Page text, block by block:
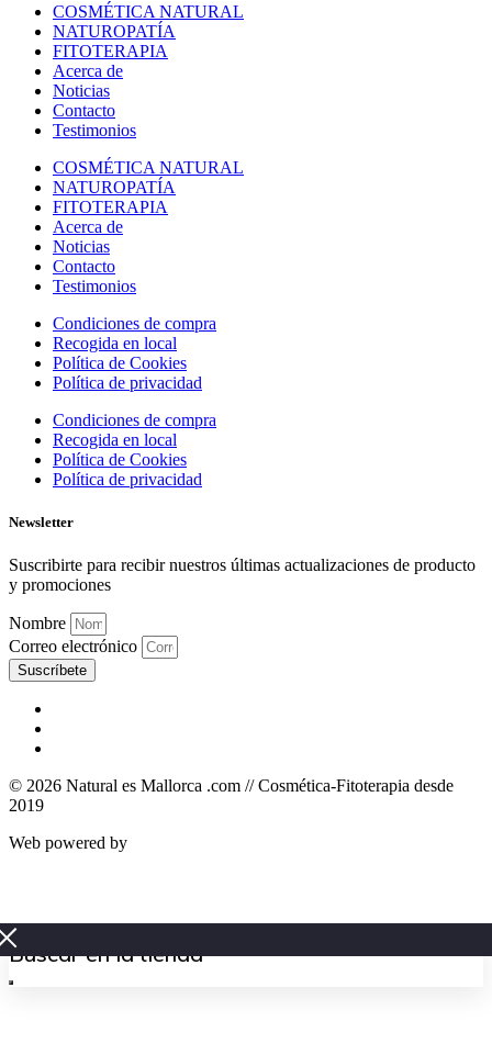
COSMÉTICA NATURAL
NATUROPATÍA
FITOTERAPIA
Acerca de
Noticias
Contacto
Testimonios
COSMÉTICA NATURAL
NATUROPATÍA
FITOTERAPIA
Acerca de
Noticias
Contacto
Testimonios
Condiciones de compra
Recogida en local
Política de Cookies
Política de privacidad
Condiciones de compra
Recogida en local
Política de Cookies
Política de privacidad
Newsletter
Suscribirte para recibir nuestros últimas actualizaciones de producto
y promociones
Nombre
Correo electrónico
Suscríbete
© 2026 Natural es Mallorca .com // Cosmética-Fitoterapia desde
2019
Web powered by